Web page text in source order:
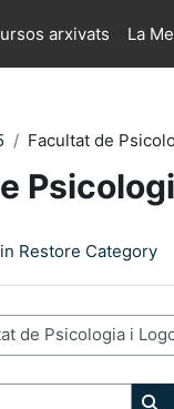
arxivats La
Facultat de
Restore Category